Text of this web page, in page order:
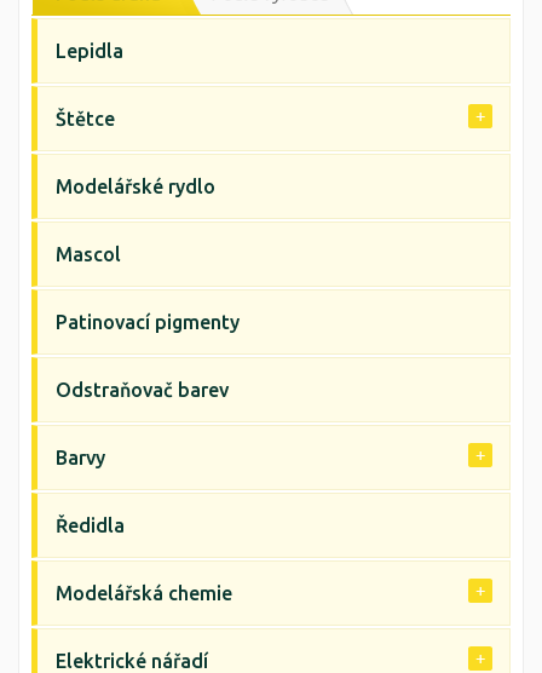
Lepidla
Štětce
Modelářské rydlo
Mascol
Patinovací pigmenty
Odstraňovač barev
Barvy
Ředidla
Modelářská chemie
Elektrické nářadí